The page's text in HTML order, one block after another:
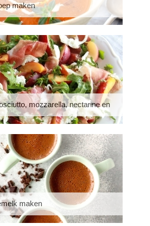
maken
mozzarella, nectarine en
maken